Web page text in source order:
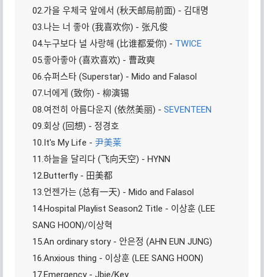
02.가을 우체국 앞에서 (秋天邮局前面) - 김대명
03.나는 너 좋아 (我喜欢你) - 张凡俊
04.누구보다 널 사랑해 (比谁都爱你) - TWICE
05.좋아좋아 (喜欢喜欢) - 曹政奭
06.슈퍼스타 (Superstar) - Mido and Falasol
07.너에게 (致你) - 柳演锡
08.여전히 아름다운지 (依然美丽) -SEVENTEEN
09.회상 (回想) - 정경호
10.It's My Life -尹美莱
11.하늘을 달리다 (飞向天空) - HYNN
12.Butterfly - 田美都
13.언젠가는 (总有一天) - Mido and Falasol
14.Hospital Playlist Season2 Title - 이상훈 (LEE
SANG HOON)/이상혁
15.An ordinary story - 안은정 (AHN EUN JUNG)
16.Anxious thing - 이상훈 (LEE SANG HOON)
17.Emergency - Jbie/Key